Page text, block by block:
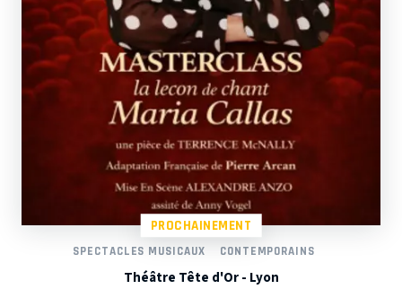
PROCHAINEMENT
SPECTACLES MUSICAUX CONTEMPORAINS
Théâtre Tête d'Or - Lyon